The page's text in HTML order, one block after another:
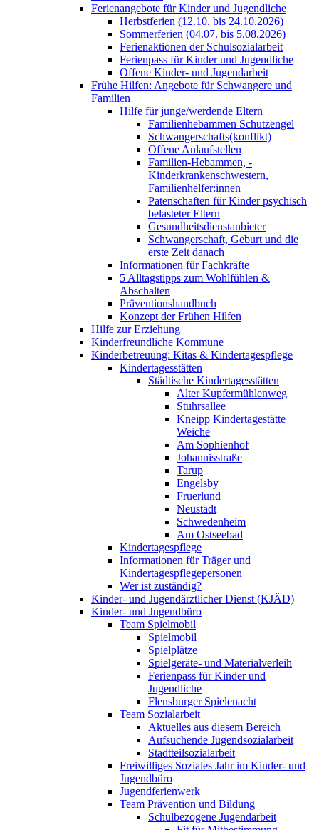
Ferienangebote für Kinder und Jugendliche
Herbstferien (12.10. bis 24.10.2026)
Sommerferien (04.07. bis 5.08.2026)
Ferienaktionen der Schulsozialarbeit
Ferienpass für Kinder und Jugendliche
Offene Kinder- und Jugendarbeit
Frühe Hilfen: Angebote für Schwangere und
Familien
Hilfe für junge/werdende Eltern
Familienhebammen Schutzengel
Schwangerschafts(konflikt)
Offene Anlaufstellen
Familien-Hebammen, -
Kinderkrankenschwestern,
Familienhelfer:innen
Patenschaften für Kinder psychisch
belasteter Eltern
Gesundheitsdienstanbieter
Schwangerschaft, Geburt und die
erste Zeit danach
Informationen für Fachkräfte
5 Alltagstipps zum Wohlfühlen &
Abschalten
Präventionshandbuch
Konzept der Frühen Hilfen
Hilfe zur Erziehung
Kinderfreundliche Kommune
Kinderbetreuung: Kitas & Kindertagespflege
Kindertagesstätten
Städtische Kindertagesstätten
Alter Kupfermühlenweg
Stuhrsallee
Kneipp Kindertagestätte
Weiche
Am Sophienhof
Johannisstraße
Tarup
Engelsby
Fruerlund
Neustadt
Schwedenheim
Am Ostseebad
Kindertagespflege
Informationen für Träger und
Kindertagespflegepersonen
Wer ist zuständig?
Kinder- und Jugendärztlicher Dienst (KJÄD)
Kinder- und Jugendbüro
Team Spielmobil
Spielmobil
Spielplätze
Spielgeräte- und Materialverleih
Ferienpass für Kinder und
Jugendliche
Flensburger Spielenacht
Team Sozialarbeit
Aktuelles aus diesem Bereich
Aufsuchende Jugendsozialarbeit
Stadtteilsozialarbeit
Freiwilliges Soziales Jahr im Kinder- und
Jugendbüro
Jugendferienwerk
Team Prävention und Bildung
Schulbezogene Jugendarbeit